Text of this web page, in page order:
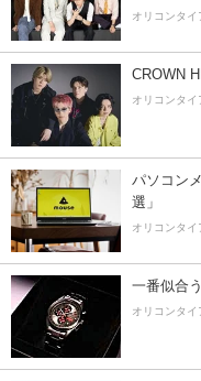
オリコンタイ
CROWN
オリコンタイ
パソコン
選」
オリコンタイ
一番似合
オリコンタイ